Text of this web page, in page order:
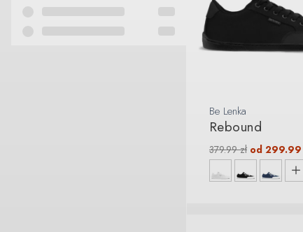
Be Lenka
Rebound
379.99zł od 299.99